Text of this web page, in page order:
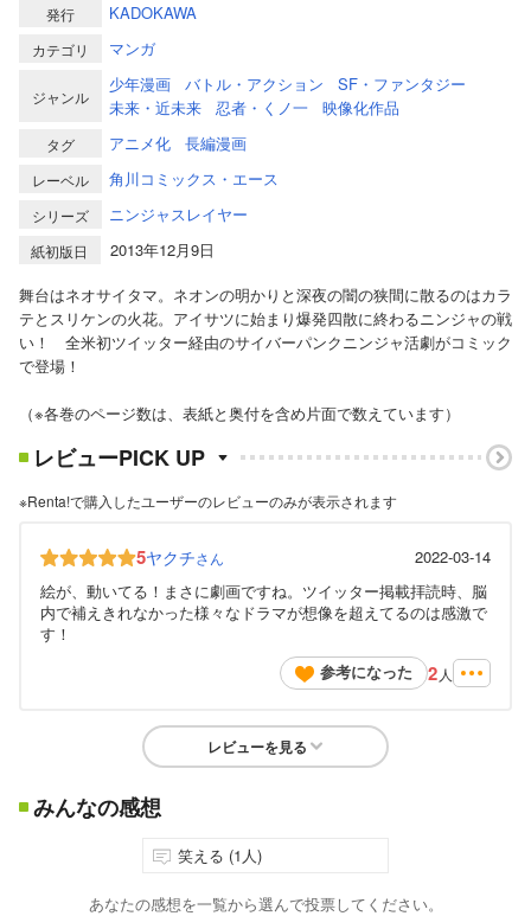
発行 KADOKAWA
カテゴリ マンガ
ジャンル
少年漫画 バトル・アクション
SF・ファンタジー
未来・近未来
忍者・くノ一 映像化作品
タグ アニメ化 長編漫画
レーベル 角川コミックス・エース
シリーズ ニンジャスレイヤー
紙初版日
2013年12月9日
舞台はネオサイタマ。ネオンの明かりと深夜の闇の狭間に散るのはカラ
テとスリケンの火花。アイサツに始まり爆発四散に終わるニンジャの戦
い！ 全米初ツイッター経由のサイバーパンクニンジャ活劇がコミック
で登場！
（※各巻のページ数は、表紙と奥付を含め片面で数えています）
レビューPICK UP
※Renta!で購入したユーザーのレビューのみが表示されます
5ヤクチさん
2022-03-14
絵が、動いてる！まさに劇画ですね。ツイッター掲載拝読時、脳
内で補えきれなかった様々なドラマが想像を超えてるのは感激で
す！
参考になった
2 人
レビューを見る
みんなの感想
笑える (1人)
あなたの感想を一覧から選んで投票してください。